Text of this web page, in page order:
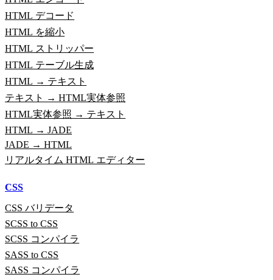
HTML デコード
HTML を縮小
HTML ストリッパー
HTML テーブル生成
HTML → テキスト
テキスト → HTML実体参照
HTML実体参照 → テキスト
HTML → JADE
JADE → HTML
リアルタイム HTML エディター
CSS
CSS バリデータ
SCSS to CSS
SCSS コンパイラ
SASS to CSS
SASS コンパイラ